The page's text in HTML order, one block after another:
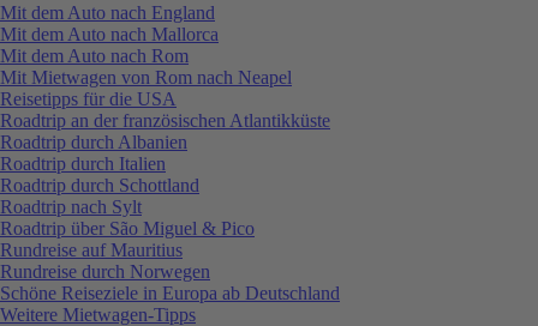
Mit dem Auto nach England
Mit dem Auto nach Mallorca
Mit dem Auto nach Rom
Mit Mietwagen von Rom nach Neapel
Reisetipps für die USA
Roadtrip an der französischen Atlantikküste
Roadtrip durch Albanien
Roadtrip durch Italien
Roadtrip durch Schottland
Roadtrip nach Sylt
Roadtrip über São Miguel & Pico
Rundreise auf Mauritius
Rundreise durch Norwegen
Schöne Reiseziele in Europa ab Deutschland
Weitere Mietwagen-Tipps